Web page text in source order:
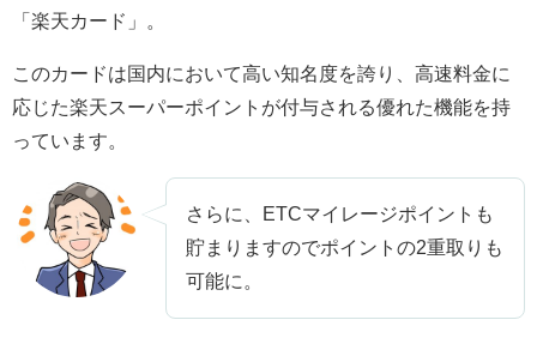
「楽天カード」。
このカードは国内において高い知名度を誇り、高速料金に
応じた楽天スーパーポイントが付与される優れた機能を持
っています。
さらに、ETCマイレージポイントも
貯まりますのでポイントの2重取りも
可能に。